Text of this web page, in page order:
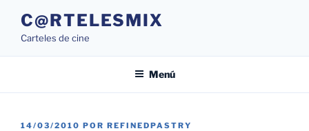
contenido
C@RTELESMIX
Carteles de cine
Menú
PUBLICADO
14/03/2010 POR REFINEDPASTRY